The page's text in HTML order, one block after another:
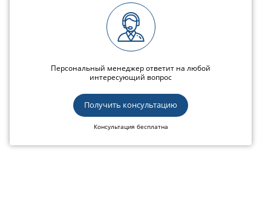
Персональный менеджер ответит на любой
интересующий вопрос
Получить консультацию
Консультация бесплатна